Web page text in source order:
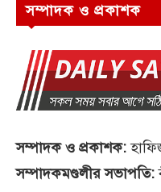
সম্পাদক ও প্রকাশক
সম্পাদক ও প্রকাশক:
সম্পাদকমণ্ডলীর সভাপতি: